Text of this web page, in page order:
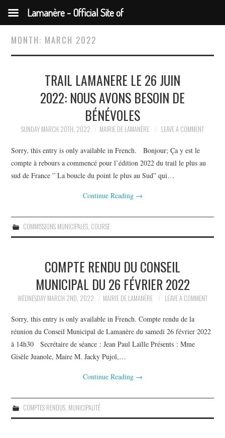
MONTH: MARCH 2022
TRAIL LAMANERE LE 26 JUIN
2022: NOUS AVONS BESOIN DE
BÉNÉVOLES
SUNDAY MARCH 20TH, 2022 MAIRIE DE LAMANÈRE LEAVE A COMMENT
Sorry, this entry is only available in French. Bonjour; Ça y est le
compte à rebours a commencé pour l’édition 2022 du trail le plus au
sud de France ” La boucle du point le plus au Sud” qui…
Continue Reading →
COMMISSIONS MUNICIPALES, COURSE
COMPTE RENDU DU CONSEIL
MUNICIPAL DU 26 FÉVRIER 2022
WEDNESDAY MARCH 2ND, 2022 MAIRIE DE LAMANÈRE LEAVE A COMMENT
Sorry, this entry is only available in French. Compte rendu de la
réunion du Conseil Municipal de Lamanère du samedi 26 février 2022
à 14h30 Secrétaire de séance : Jean Paul Laïlle Présents : Mme
Gisèle Juanole, Maire M. Jacky Pujol,…
Continue Reading →
COMPTES RENDUS, MUNICIPALITÉ
Lamanère - Official Site of
the Municipality